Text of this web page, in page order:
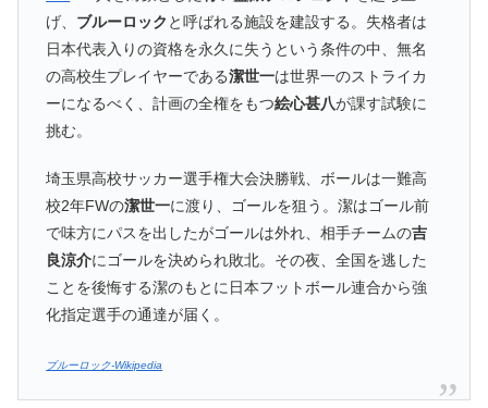
げ、 ブルーロック と呼ばれる施設を建設する。失格者は
日本代表入りの資格を永久に失うという条件の中、無名
の高校生プレイヤーである潔世一は世界一のストライカ
ーになるべく、計画の全権をもつ絵心甚八が課す試験に
挑む。
埼玉県高校サッカー選手権大会決勝戦、ボールは一難高
校2年FWの潔世一に渡り、ゴールを狙う。潔はゴール前
で味方にパスを出したがゴールは外れ、相手チームの吉
良涼介にゴールを決められ敗北。その夜、全国を逃した
ことを後悔する潔のもとに日本フットボール連合から強
化指定選手の通達が届く。
ブルーロック-Wikipedia